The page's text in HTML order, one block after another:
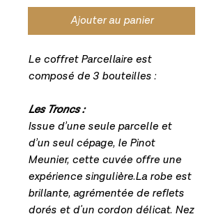
Ajouter au panier
Le coffret Parcellaire est
composé de 3 bouteilles :
Les Troncs :
Issue d’une seule parcelle et
d’un seul cépage, le Pinot
Meunier, cette cuvée offre une
expérience singulière.La robe est
brillante, agrémentée de reflets
dorés et d'un cordon délicat. Nez